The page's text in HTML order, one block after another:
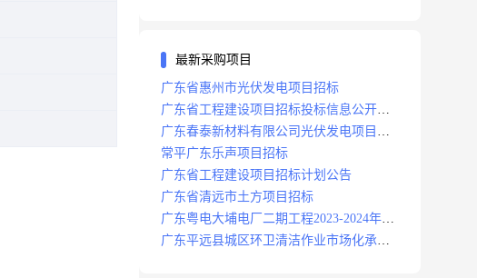
最新采购项目
广东省惠州市光伏发电项目招标
广东省工程建设项目招标投标信息公开目
录
广东春泰新材料有限公司光伏发电项目招
标
常平广东乐声项目招标
广东省工程建设项目招标计划公告
广东省清远市土方项目招标
广东粤电大埔电厂二期工程2023-2024年度
安保服务项目招标公告
广东平远县城区环卫清洁作业市场化承包